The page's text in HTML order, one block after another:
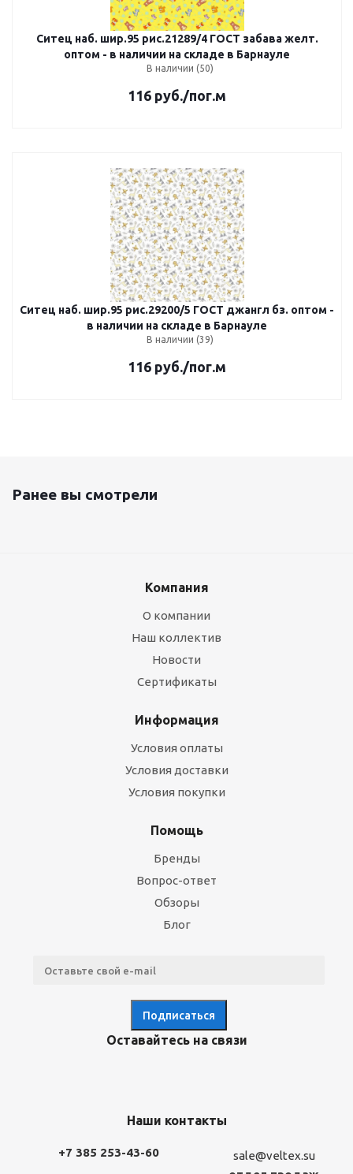
Ситец наб. шир.95 рис.21289/4 ГОСТ забава желт.
оптом - в наличии на складе в Барнауле
В наличии (50)
116 руб./пог.м
Ситец наб. шир.95 рис.29200/5 ГОСТ джангл бз. оптом -
в наличии на складе в Барнауле
В наличии (39)
116 руб./пог.м
Ранее вы смотрели
Компания
О компании
Наш коллектив
Новости
Сертификаты
Информация
Условия оплаты
Условия доставки
Условия покупки
Помощь
Бренды
Вопрос-ответ
Обзоры
Блог
Оставайтесь на связи
Наши контакты
+7 385 253-43-60
sale@veltex.su